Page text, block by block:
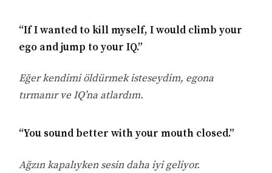
“If I wanted to kill myself, I would climb your
ego and jump to your IQ.”
Eğer kendimi öldürmek isteseydim, egona
tırmanır ve IQ’na atlardım.
“You sound better with your mouth closed.”
Ağzın kapalıyken sesin daha iyi geliyor.